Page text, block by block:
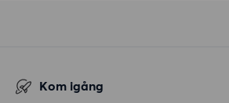
Kom igång